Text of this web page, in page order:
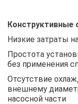
Конструктивные
Низкие затраты
Простота
без применения
Отсутствие
внешнему
насосной части